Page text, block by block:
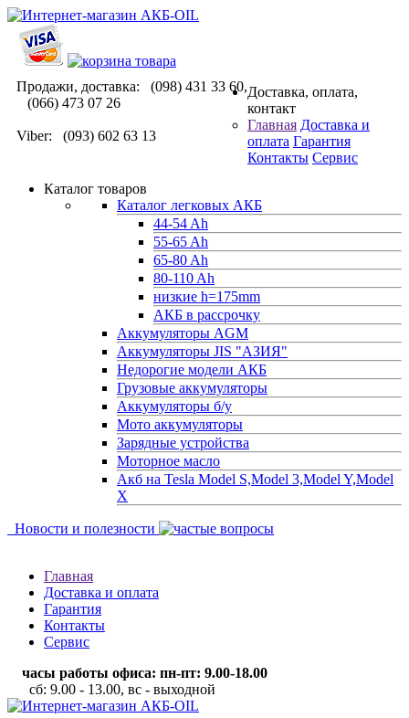
Продажи, доставка: (098) 431 33 60,
(066) 473 07 26
Viber: (093) 602 63 13
Доставка, оплата,
контакт
Главная Доставка и
оплата Гарантия
Контакты Сервис
Каталог товаров
Каталог легковых АКБ
44-54 Ah
55-65 Ah
65-80 Ah
80-110 Ah
низкие h=175mm
АКБ в рассрочку
Аккумуляторы AGM
Аккумуляторы JIS "АЗИЯ"
Недорогие модели АКБ
Грузовые аккумуляторы
Аккумуляторы б/у
Мото аккумуляторы
Зарядные устройства
Моторное масло
Акб на Tesla Model S,Model 3,Model Y,Model
X
Новости и полезности
Главная
Доставка и оплата
Гарантия
Контакты
Сервис
часы работы офиса: пн-пт: 9.00-18.00
сб: 9.00 - 13.00, вс - выходной